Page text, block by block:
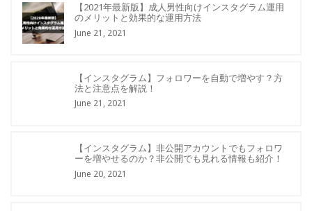
【2021年最新版】成人男性向けインスタグラム運用
のメリットと効果的な運用方法
June 21, 2021
【インスタグラム】フォロワーを自動で増やす？方
法と注意点を解説！
June 21, 2021
【インスタグラム】非公開アカウントでもフォロワ
ーを増やせるのか？非公開でも見れる情報も紹介！
June 20, 2021